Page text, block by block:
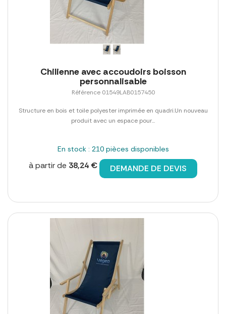
Chilienne avec accoudoirs boisson
personnalisable
Référence 01549LAB0157450
Structure en bois et toile polyester imprimée en quadri.Un nouveau
produit avec un espace pour...
En stock : 210 pièces disponibles
à partir de 38,24 € DEMANDE DE DEVIS